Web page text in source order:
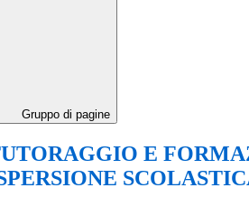
Gruppo di pagine
E